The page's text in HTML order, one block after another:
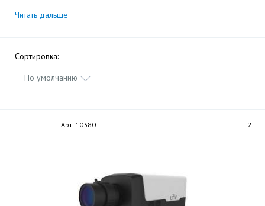
Читать дальше
Сортировка:
По умолчанию
Арт. 10380 2